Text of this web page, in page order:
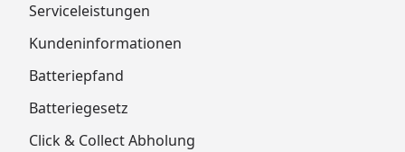
Serviceleistungen
Kundeninformationen
Batteriepfand
Batteriegesetz
Click & Collect Abholung